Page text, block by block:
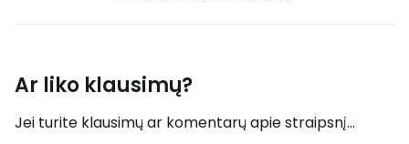
Ar liko klausimų?
Jei turite klausimų ar komentarų apie straipsnį...